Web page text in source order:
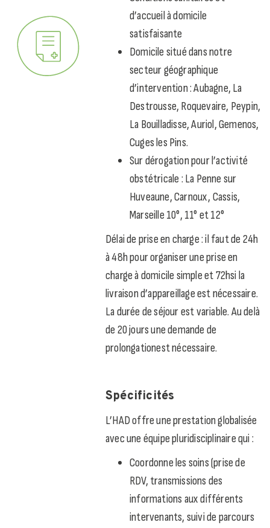
d’accueil à domicile
satisfaisante
Domicile situé dans notre
secteur géographique
d’intervention : Aubagne, La
Destrousse, Roquevaire, Peypin,
La Bouilladisse, Auriol, Gemenos,
Cuges les Pins.
Sur dérogation pour l’activité
obstétricale : La Penne sur
Huveaune, Carnoux, Cassis,
Marseille 10°, 11° et 12°
Délai de prise en charge : il faut de 24h
à 48h pour organiser une prise en
charge à domicile simple et 72hsi la
livraison d’appareillage est nécessaire.
La durée de séjour est variable. Au delà
de 20 jours une demande de
prolongationest nécessaire.
Spécificités
L’HAD offre une prestation globalisée
avec une équipe pluridisciplinaire qui :
Coordonne les soins (prise de
RDV, transmissions des
informations aux différents
intervenants, suivi de parcours